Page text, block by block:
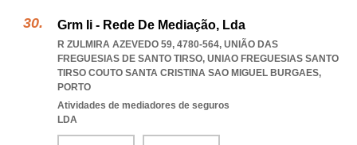
Grm Ii - Rede De Mediação, Lda
R ZULMIRA AZEVEDO 59, 4780-564, UNIÃO DAS
FREGUESIAS DE SANTO TIRSO, UNIAO FREGUESIAS SANTO
TIRSO COUTO SANTA CRISTINA SAO MIGUEL BURGAES,
PORTO
Atividades de mediadores de seguros
LDA